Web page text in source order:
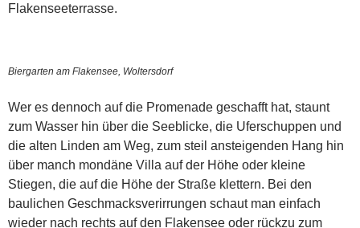
Flakenseeterrasse.
Biergarten am Flakensee, Woltersdorf
Wer es dennoch auf die Promenade geschafft hat, staunt
zum Wasser hin über die Seeblicke, die Uferschuppen und
die alten Linden am Weg, zum steil ansteigenden Hang hin
über manch mondäne Villa auf der Höhe oder kleine
Stiegen, die auf die Höhe der Straße klettern. Bei den
baulichen Geschmacksverirrungen schaut man einfach
wieder nach rechts auf den Flakensee oder rückzu zum